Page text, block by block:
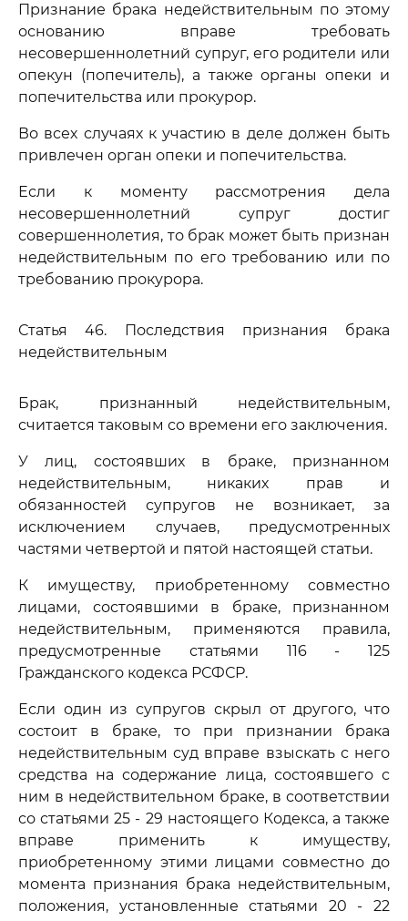
Признание брака недействительным по этому
основанию вправе требовать
несовершеннолетний супруг, его родители или
опекун (попечитель), а также органы опеки и
попечительства или прокурор.
Во всех случаях к участию в деле должен быть
привлечен орган опеки и попечительства.
Если к моменту рассмотрения дела
несовершеннолетний супруг достиг
совершеннолетия, то брак может быть признан
недействительным по его требованию или по
требованию прокурора.
Статья 46. Последствия признания брака
недействительным
Брак, признанный недействительным,
считается таковым со времени его заключения.
У лиц, состоявших в браке, признанном
недействительным, никаких прав и
обязанностей супругов не возникает, за
исключением случаев, предусмотренных
частями четвертой и пятой настоящей статьи.
К имуществу, приобретенному совместно
лицами, состоявшими в браке, признанном
недействительным, применяются правила,
предусмотренные статьями 116 - 125
Гражданского кодекса РСФСР.
Если один из супругов скрыл от другого, что
состоит в браке, то при признании брака
недействительным суд вправе взыскать с него
средства на содержание лица, состоявшего с
ним в недействительном браке, в соответствии
со статьями 25 - 29 настоящего Кодекса, а также
вправе применить к имуществу,
приобретенному этими лицами совместно до
момента признания брака недействительным,
положения, установленные статьями 20 - 22